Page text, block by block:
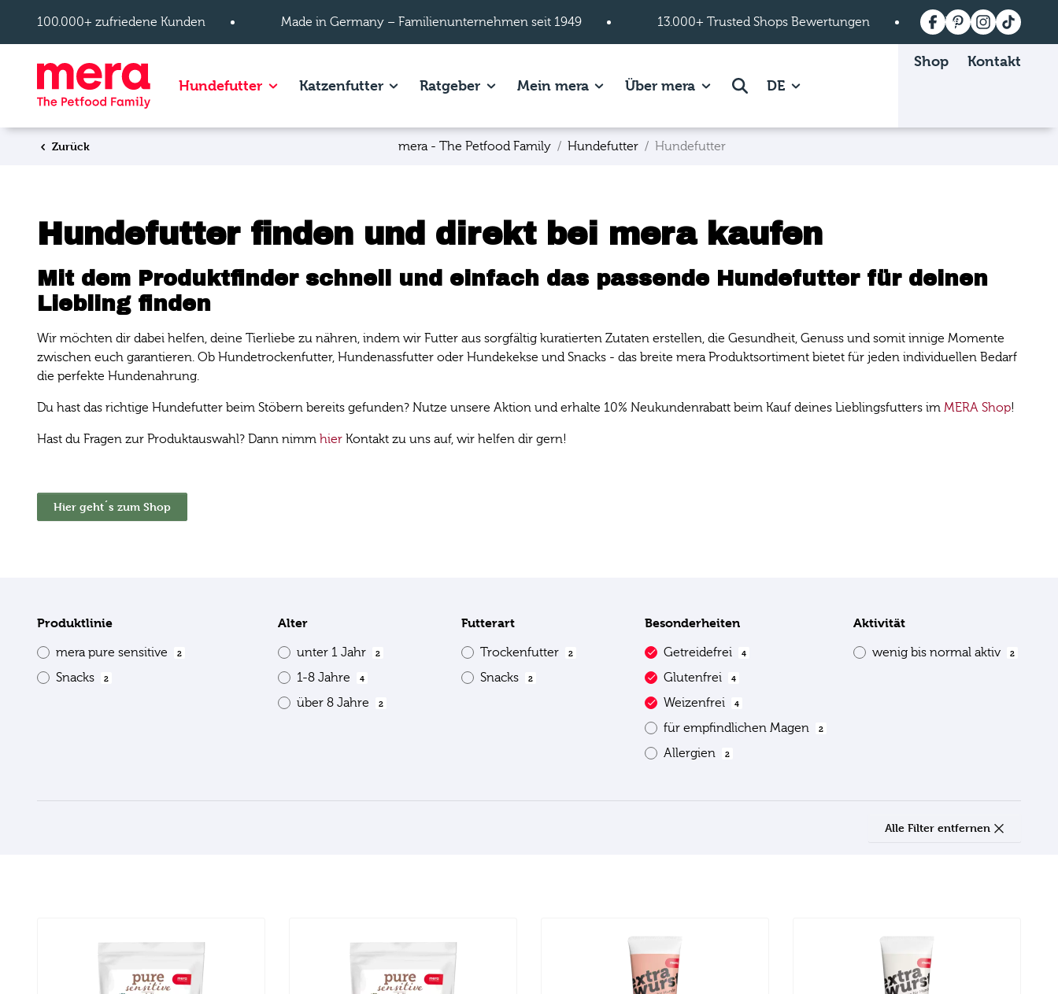
100.000+ zufriedene Kunden
Made in Germany – Familienunternehmen seit 1949 13.000+ Trusted Shops Bewertungen Versandkostenfrei
HundefutterShow subpages of Hundefutter page.
KatzenfutterShow subpages of Katzenfutter page.
RatgeberShow subpages of Ratgeber page.
Mein meraShow subpages of Mein mera page.
Über meraShow subpages of Über mera page.
Suche DE
Shop Kontakt
Zurück mera - The Petfood Family Hundefutter Hundefutter
Hundefutter finden und direkt bei mera kaufen
Mit dem Produktfinder schnell und einfach das passende Hundefutter für deinen
Liebling finden
Wir möchten dir dabei helfen, deine Tierliebe zu nähren, indem wir Futter aus sorgfältig kuratierten Zutaten erstellen, die Gesundheit, Genuss und somit innige Momente
zwischen euch garantieren. Ob Hundetrockenfutter, Hundenassfutter oder Hundekekse und Snacks - das breite mera Produktsortiment bietet für jeden individuellen Bedarf
die perfekte Hundenahrung.
Du hast das richtige Hundefutter beim Stöbern bereits gefunden? Nutze unsere Aktion und erhalte 10% Neukundenrabatt beim Kauf deines Lieblingsfutters im MERA Shop!
Hast du Fragen zur Produktauswahl? Dann nimm hier Kontakt zu uns auf, wir helfen dir gern!
Hier geht´s zum Shop
Produktlinie
mera pure sensitive 2
Snacks 2
Alter
unter 1 Jahr 2
1-8 Jahre 4
über 8 Jahre 2
Futterart
Trockenfutter 2
Snacks 2
Besonderheiten
Getreidefrei 4
Glutenfrei 4
Weizenfrei 4
für empfindlichen Magen 2
Allergien 2
Aktivität
wenig bis normal aktiv 2
Alle Filter entfernen